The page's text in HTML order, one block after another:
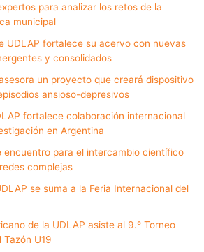
para analizar los retos de la
municipal
UDLAP fortalece su acervo con nuevas
y consolidados
un proyecto que creará dispositivo
ansioso-depresivos
fortalece colaboración internacional
en Argentina
encuentro para el intercambio científico
complejas
se suma a la Feria Internacional del
de la UDLAP asiste al 9.º Torneo
Tazón U19